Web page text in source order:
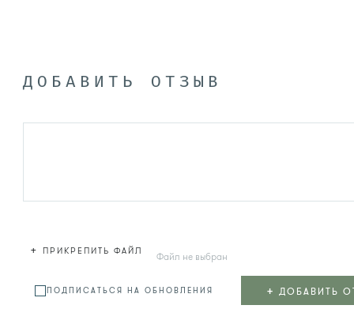
ДОБАВИТЬ ОТЗЫВ
+ ПРИКРЕПИТЬ ФАЙЛ Файл не выбран
ПОДПИСАТЬСЯ НА ОБНОВЛЕНИЯ + ДОБАВИТЬ